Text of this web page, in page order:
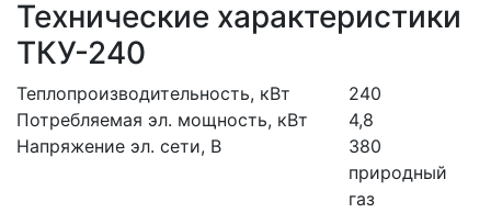
Технические характеристики
ТКУ-240
Теплопроизводительность, кВт
240
Потребляемая эл. мощность, кВт
4,8
Напряжение эл. сети, В
380
природный
газ